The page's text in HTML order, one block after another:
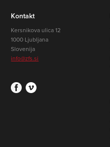
Kontakt
Kersnikova ulica 12
1000 Ljubljana
Slovenija
info@zfs.si